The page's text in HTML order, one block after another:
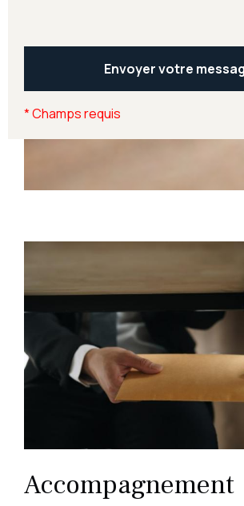
*Champs requis
Accompagnement